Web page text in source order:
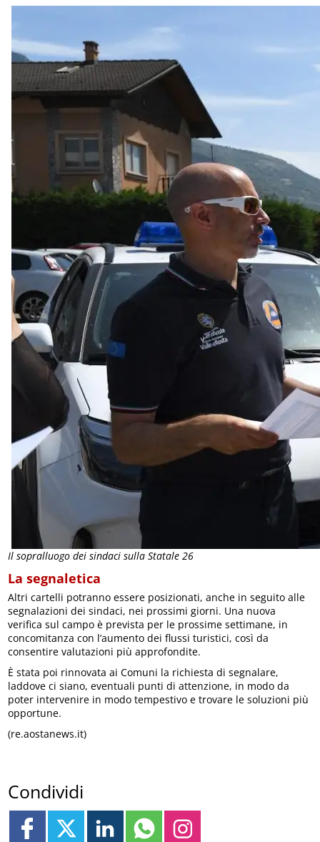
Il sopralluogo dei sindaci sulla Statale 26
La segnaletica
Altri cartelli potranno essere posizionati, anche in seguito alle
segnalazioni dei sindaci, nei prossimi giorni. Una nuova
verifica sul campo è prevista per le prossime settimane, in
concomitanza con l’aumento dei flussi turistici, così da
consentire valutazioni più approfondite.
È stata poi rinnovata ai Comuni la richiesta di segnalare,
laddove ci siano, eventuali punti di attenzione, in modo da
poter intervenire in modo tempestivo e trovare le soluzioni più
opportune.
(re.aostanews.it)
Condividi